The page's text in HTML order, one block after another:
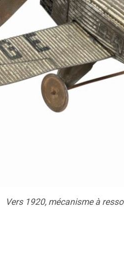
Vers 1920, mécanisme à